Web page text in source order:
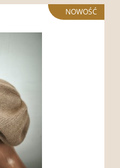
NOWOŚĆ